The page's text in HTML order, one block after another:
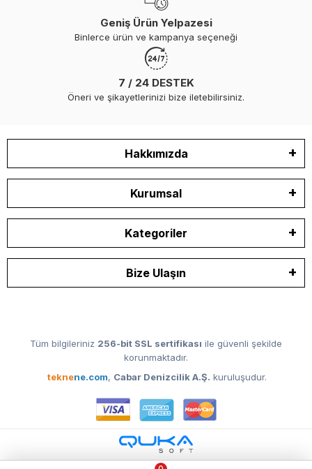
Geniş Ürün Yelpazesi
Binlerce ürün ve kampanya seçeneği
7 / 24 DESTEK
Öneri ve şikayetlerinizi bize iletebilirsiniz.
Hakkımızda
Kurumsal
Kategoriler
Bize Ulaşın
Tüm bilgileriniz 256-bit SSL sertifikası ile güvenli şekilde
korunmaktadır.
teknene.com, Cabar Denizcilik A.Ş. kuruluşudur.